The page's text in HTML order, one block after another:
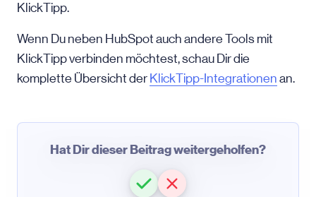
KlickTipp.
Wenn Du neben HubSpot auch andere Tools mit
KlickTipp verbinden möchtest, schau Dir die
komplette Übersicht der KlickTipp-Integrationen an.
Hat Dir dieser Beitrag weitergeholfen?